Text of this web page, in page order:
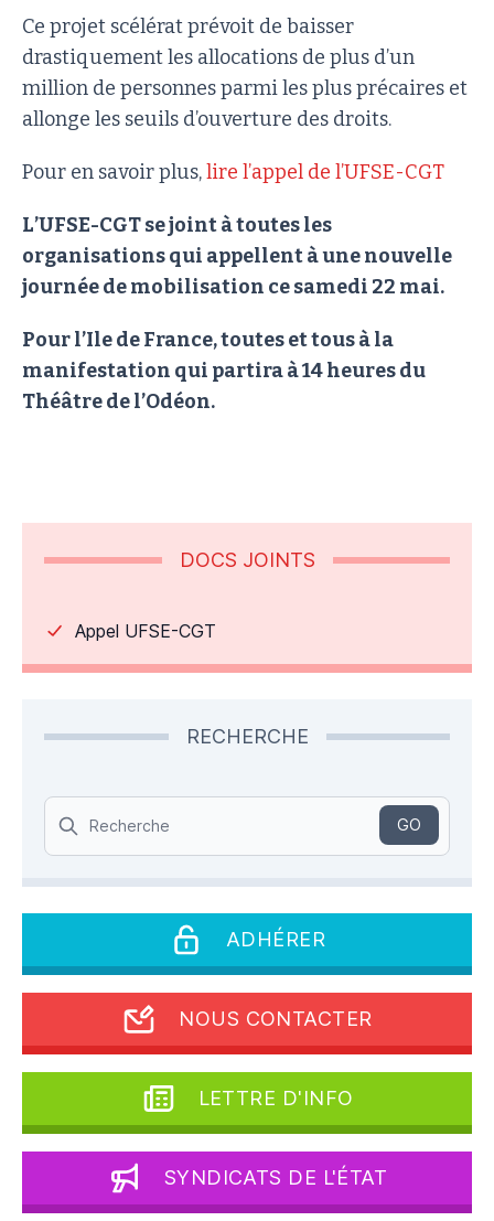
Ce projet scélérat prévoit de baisser
drastiquement les allocations de plus d’un
million de personnes parmi les plus précaires et
allonge les seuils d’ouverture des droits.
Pour en savoir plus,lire l’appel de l’UFSE-CGT
L’UFSE-CGT se joint à toutes les
organisations qui appellent à une nouvelle
journée de mobilisation ce samedi 22 mai.
Pour l’Ile de France, toutes et tous à la
manifestation qui partira à 14 heures du
Théâtre de l’Odéon.
DOCS JOINTS
Appel UFSE-CGT
RECHERCHE
Search
GO
ADHÉRER
NOUS CONTACTER
LETTRE D'INFO
SYNDICATS DE L'ÉTAT